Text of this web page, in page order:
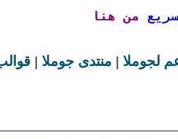
من هنا
لجوملا | منتدى جوملا |